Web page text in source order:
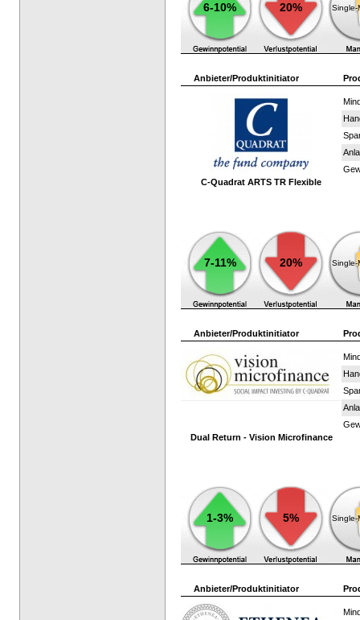
6-10% 20% Single-
Anbieter/Produktinitiator
C-Quadrat ARTS TR Flexible
7-11% 20% Single-
Anbieter/Produktinitiator
Dual Return - Vision Microfinance
1-3% 5% Single-
Anbieter/Produktinitiator